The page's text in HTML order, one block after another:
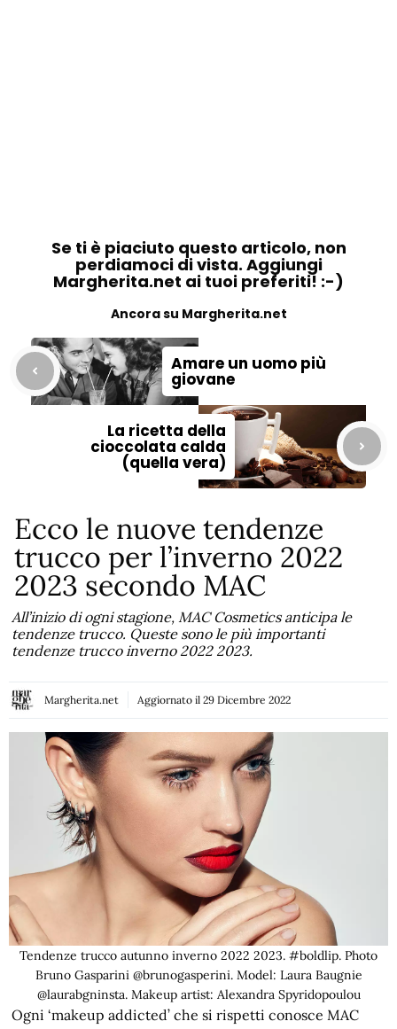
Se ti è piaciuto questo articolo, non
perdiamoci di vista. Aggiungi
Margherita.net ai tuoi preferiti! :-)
Ancora su Margherita.net
Amare un uomo più
giovane
La ricetta della
cioccolata calda
(quella vera)
Ecco le nuove tendenze
trucco per l’inverno 2022
2023 secondo MAC
All’inizio di ogni stagione, MAC Cosmetics anticipa le
tendenze trucco. Queste sono le più importanti
tendenze trucco inverno 2022 2023.
Margherita.net Aggiornato il 29 Dicembre 2022
Tendenze trucco autunno inverno 2022 2023. #boldlip. Photo
Bruno Gasparini @brunogasperini. Model: Laura Baugnie
@laurabgninsta. Makeup artist: Alexandra Spyridopoulou
Ogni ‘makeup addicted’ che si rispetti conosce MAC